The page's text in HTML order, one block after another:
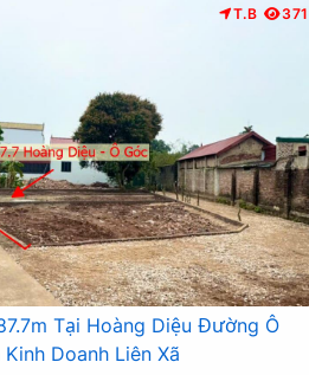
T.B 371
Tại Hoàng Diệu Đường Ô
Doanh Liên Xã